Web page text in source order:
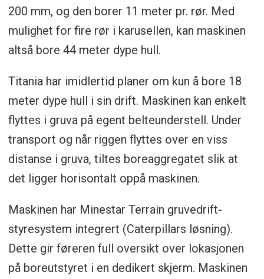
200 mm, og den borer 11 meter pr. rør. Med
mulighet for fire rør i karusellen, kan maskinen
altså bore 44 meter dype hull.
Titania har imidlertid planer om kun å bore 18
meter dype hull i sin drift. Maskinen kan enkelt
flyttes i gruva på egent belteunderstell. Under
transport og når riggen flyttes over en viss
distanse i gruva, tiltes boreaggregatet slik at
det ligger horisontalt oppå maskinen.
Maskinen har Minestar Terrain gruvedrift-
styresystem integrert (Caterpillars løsning).
Dette gir føreren full oversikt over lokasjonen
på boreutstyret i en dedikert skjerm. Maskinen